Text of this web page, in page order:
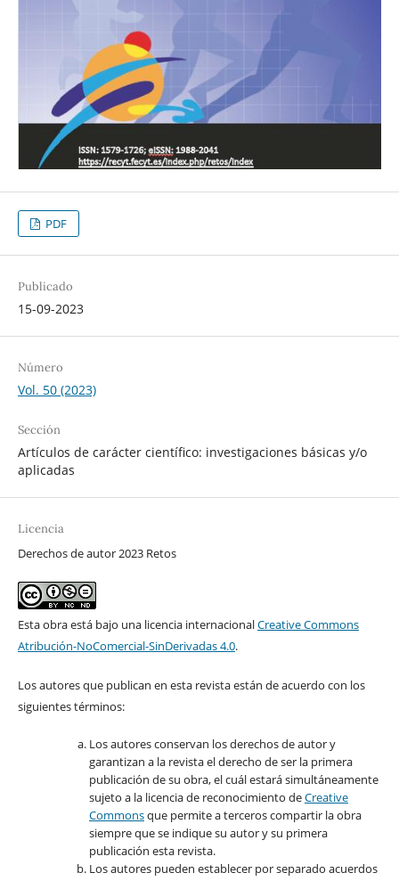
PDF
Publicado
15-09-2023
Número
Vol. 50 (2023)
Sección
Artículos de carácter científico: investigaciones básicas y/o
aplicadas
Licencia
Derechos de autor 2023 Retos
Esta obra está bajo una licencia internacionalCreative Commons
Atribución-NoComercial-SinDerivadas 4.0.
Los autores que publican en esta revista están de acuerdo con los
siguientes términos:
Los autores conservan los derechos de autor y
garantizan a la revista el derecho de ser la primera
publicación de su obra, el cuál estará simultáneamente
sujeto a la licencia de reconocimiento deCreative
Commonsque permite a terceros compartir la obra
siempre que se indique su autor y su primera
publicación esta revista.
Los autores pueden establecer por separado acuerdos